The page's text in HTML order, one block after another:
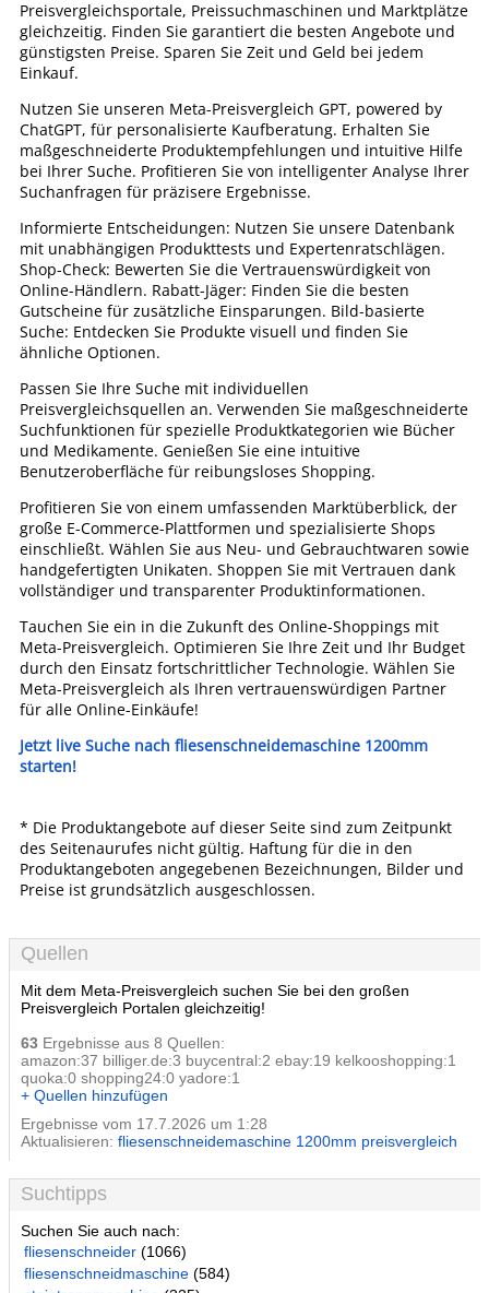
Preisvergleichsportale, Preissuchmaschinen und Marktplätze
gleichzeitig. Finden Sie garantiert die besten Angebote und
günstigsten Preise. Sparen Sie Zeit und Geld bei jedem
Einkauf.
Nutzen Sie unseren Meta-Preisvergleich GPT, powered by
ChatGPT, für personalisierte Kaufberatung. Erhalten Sie
maßgeschneiderte Produktempfehlungen und intuitive Hilfe
bei Ihrer Suche. Profitieren Sie von intelligenter Analyse Ihrer
Suchanfragen für präzisere Ergebnisse.
Informierte Entscheidungen: Nutzen Sie unsere Datenbank
mit unabhängigen Produkttests und Expertenratschlägen.
Shop-Check: Bewerten Sie die Vertrauenswürdigkeit von
Online-Händlern. Rabatt-Jäger: Finden Sie die besten
Gutscheine für zusätzliche Einsparungen. Bild-basierte
Suche: Entdecken Sie Produkte visuell und finden Sie
ähnliche Optionen.
Passen Sie Ihre Suche mit individuellen
Preisvergleichsquellen an. Verwenden Sie maßgeschneiderte
Suchfunktionen für spezielle Produktkategorien wie Bücher
und Medikamente. Genießen Sie eine intuitive
Benutzeroberfläche für reibungsloses Shopping.
Profitieren Sie von einem umfassenden Marktüberblick, der
große E-Commerce-Plattformen und spezialisierte Shops
einschließt. Wählen Sie aus Neu- und Gebrauchtwaren sowie
handgefertigten Unikaten. Shoppen Sie mit Vertrauen dank
vollständiger und transparenter Produktinformationen.
Tauchen Sie ein in die Zukunft des Online-Shoppings mit
Meta-Preisvergleich. Optimieren Sie Ihre Zeit und Ihr Budget
durch den Einsatz fortschrittlicher Technologie. Wählen Sie
Meta-Preisvergleich als Ihren vertrauenswürdigen Partner
für alle Online-Einkäufe!
Jetzt live Suche nach fliesenschneidemaschine 1200mm
starten!
* Die Produktangebote auf dieser Seite sind zum Zeitpunkt
des Seitenaurufes nicht gültig. Haftung für die in den
Produktangeboten angegebenen Bezeichnungen, Bilder und
Preise ist grundsätzlich ausgeschlossen.
Quellen
Mit dem Meta-Preisvergleich suchen Sie bei den großen
Preisvergleich Portalen gleichzeitig!
63 Ergebnisse aus 8 Quellen:
amazon:37 billiger.de:3 buycentral:2 ebay:19 kelkooshopping:1
quoka:0 shopping24:0 yadore:1
+ Quellen hinzufügen
Ergebnisse vom 17.7.2026 um 1:28
Aktualisieren: fliesenschneidemaschine 1200mm preisvergleich
Suchtipps
Suchen Sie auch nach:
fliesenschneider (1066)
fliesenschneidmaschine (584)